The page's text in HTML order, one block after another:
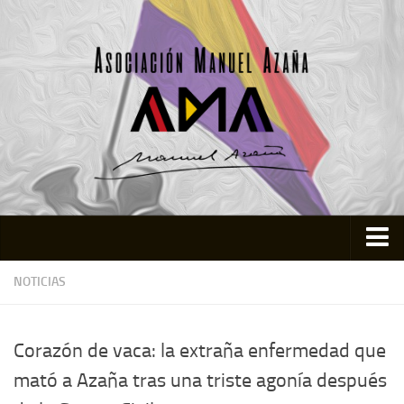
Inicio
Quienes somos
Actividades
NOTICIAS
Corazón de vaca: la extraña enfermedad que
mató a Azaña tras una triste agonía después